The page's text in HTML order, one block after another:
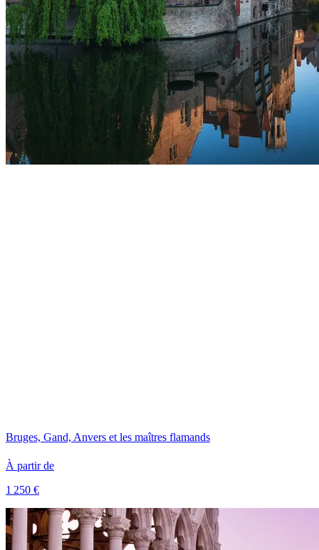
Bruges, Gand, Anvers et les maîtres flamands
À partir de
1 250 €
Voir le voyage